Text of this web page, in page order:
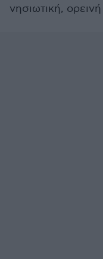
νησιωτική,